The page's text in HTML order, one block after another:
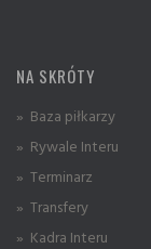
NA SKRÓTY
» Baza piłkarzy
» Rywale Interu
» Terminarz
» Transfery
» Kadra Interu